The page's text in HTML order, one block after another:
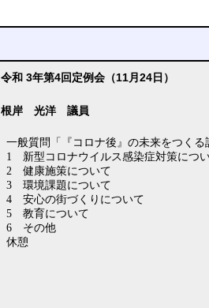
令和 3年第4回定例会（11月24日）
根岸 光洋 議員
一般質問「『コロナ後』の未来をつく
1 新型コロナウイルス感染症対策につ
2 健康施策について
3 環境課題について
4 安心の街づくりについて
5 教育について
6 その他
休憩